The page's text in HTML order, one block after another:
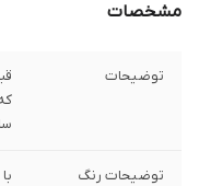
مشخصات
توضیحات
توضیحات رنگ